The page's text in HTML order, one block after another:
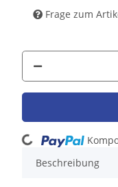
Frage zum
Beschreibung